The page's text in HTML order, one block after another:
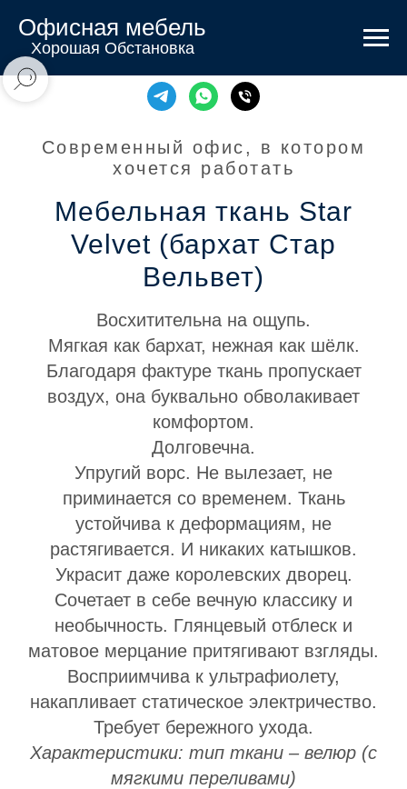
Офисная мебель
Хорошая Обстановка
Современный офис, в котором
хочется работать
Мебельная ткань Star
Velvet (бархат Стар
Вельвет)
Восхитительна на ощупь.
Мягкая как бархат, нежная как шёлк.
Благодаря фактуре ткань пропускает
воздух, она буквально обволакивает
комфортом.
Долговечна.
Упругий ворс. Не вылезает, не
приминается со временем. Ткань
устойчива к деформациям, не
растягивается. И никаких катышков.
Украсит даже королевских дворец.
Сочетает в себе вечную классику и
необычность. Глянцевый отблеск и
матовое мерцание притягивают взгляды.
Восприимчива к ультрафиолету,
накапливает статическое электричество.
Требует бережного ухода.
Характеристики: тип ткани – велюр (с
мягкими переливами)